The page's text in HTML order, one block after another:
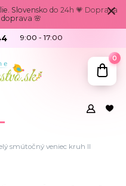
Slovensko do 24h 💗 Doprava
doprava 🌸
9:00 - 17:00
0
smútočný veniec kruh II